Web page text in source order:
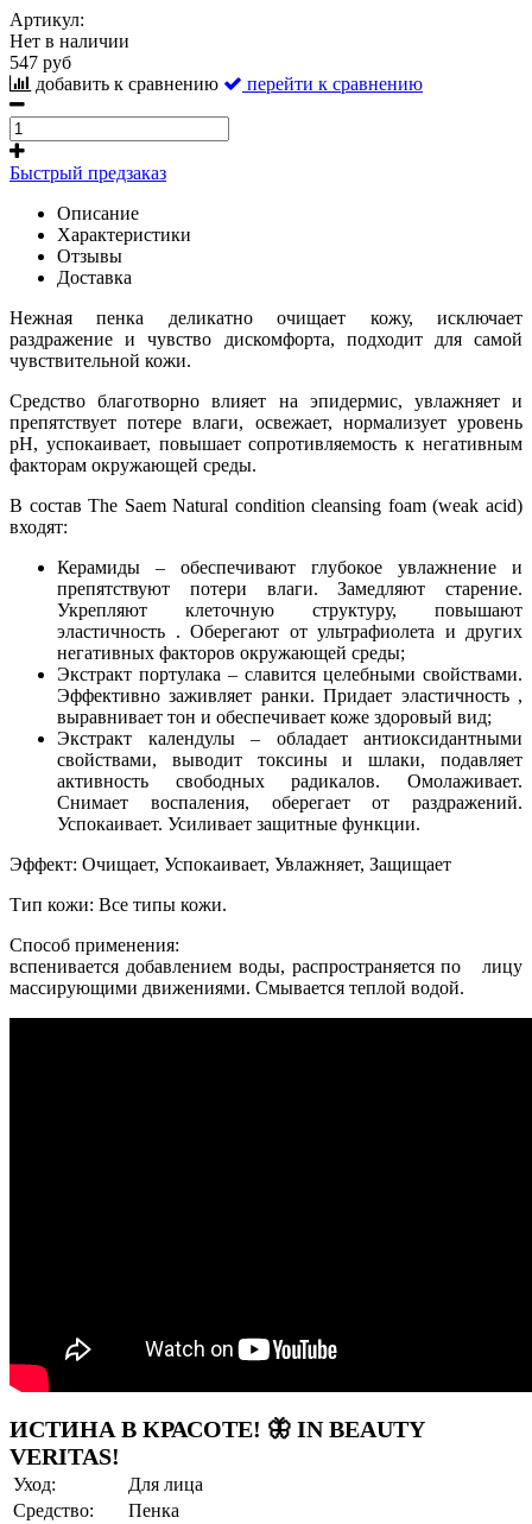
Артикул:
Нет в наличии
547 руб
добавить к сравнению
перейти к сравнению
Быстрый предзаказ
Описание
Характеристики
Отзывы
Доставка
Нежная пенка деликатно очищает кожу, исключает
раздражение и чувство дискомфорта, подходит для самой
чувствительной кожи.
Средство благотворно влияет на эпидермис, увлажняет и
препятствует потере влаги, освежает, нормализует уровень
pH, успокаивает, повышает сопротивляемость к негативным
факторам окружающей среды.
В состав The Saem Natural condition cleansing foam (weak acid)
входят:
Керамиды – обеспечивают глубокое увлажнение и
препятствуют потери влаги. Замедляют старение.
Укрепляют клеточную структуру, повышают
эластичность . Оберегают от ультрафиолета и других
негативных факторов окружающей среды;
Экстракт портулака – славится целебными свойствами.
Эффективно заживляет ранки. Придает эластичность ,
выравнивает тон и обеспечивает коже здоровый вид;
Экстракт календулы – обладает антиоксидантными
свойствами, выводит токсины и шлаки, подавляет
активность свободных радикалов. Омолаживает.
Снимает воспаления, оберегает от раздражений.
Успокаивает. Усиливает защитные функции.
Эффект: Очищает, Успокаивает, Увлажняет, Защищает
Тип кожи: Все типы кожи.
Способ применения:
вспенивается добавлением воды, распространяется по лицу
массирующими движениями. Смывается теплой водой.
ИСТИНА В КРАСОТЕ! 🦋 IN BEAUTY
VERITAS!
Уход:
Для лица
Средство:
Пенка